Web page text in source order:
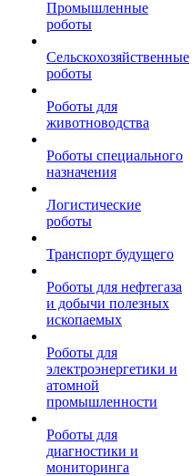
Промышленные
роботы
Сельскохозяйственные
роботы
Роботы для
животноводства
Роботы специального
назначения
Логистические
роботы
Транспорт будущего
Роботы для нефтегаза
и добычи полезных
ископаемых
Роботы для
электроэнергетики и
атомной
промышленности
Роботы для
диагностики и
мониторинга